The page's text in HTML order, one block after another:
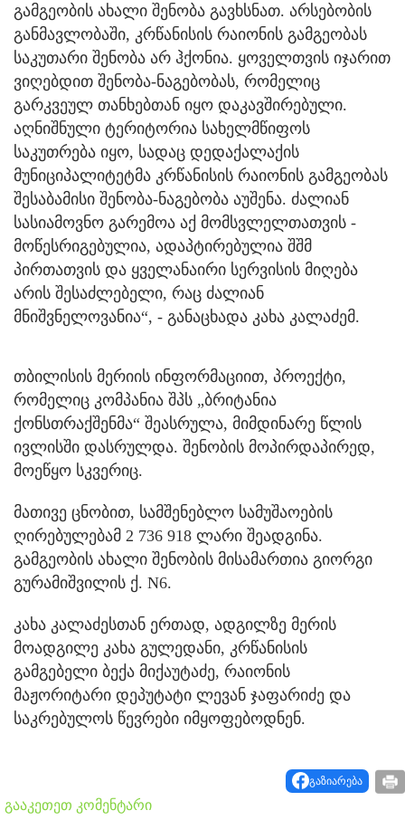
გამგეობის ახალი შენობა გავხსნათ. არსებობის
განმავლობაში, კრწანისის რაიონის გამგეობას
საკუთარი შენობა არ ჰქონია. ყოველთვის იჯარით
ვიღებდით შენობა-ნაგებობას, რომელიც
გარკვეულ თანხებთან იყო დაკავშირებული.
აღნიშნული ტერიტორია სახელმწიფოს
საკუთრება იყო, სადაც დედაქალაქის
მუნიციპალიტეტმა კრწანისის რაიონის გამგეობას
შესაბამისი შენობა-ნაგებობა აუშენა. ძალიან
სასიამოვნო გარემოა აქ მომსვლელთათვის -
მოწესრიგებულია, ადაპტირებულია შშმ
პირთათვის და ყველანაირი სერვისის მიღება
არის შესაძლებელი, რაც ძალიან
მნიშვნელოვანია“, - განაცხადა კახა კალაძემ.
თბილისის მერიის ინფორმაციით, პროექტი,
რომელიც კომპანია შპს „ბრიტანია
ქონსთრაქშენმა“ შეასრულა, მიმდინარე წლის
ივლისში დასრულდა. შენობის მოპირდაპირედ,
მოეწყო სკვერიც.
მათივე ცნობით, სამშენებლო სამუშაოების
ღირებულებამ 2 736 918 ლარი შეადგინა.
გამგეობის ახალი შენობის მისამართია გიორგი
გურამიშვილის ქ. N6.
კახა კალაძესთან ერთად, ადგილზე მერის
მოადგილე კახა გულედანი, კრწანისის
გამგებელი ბექა მიქაუტაძე, რაიონის
მაჟორიტარი დეპუტატი ლევან ჯაფარიძე და
საკრებულოს წევრები იმყოფებოდნენ.
გაზიარება
გააკეთეთ კომენტარი